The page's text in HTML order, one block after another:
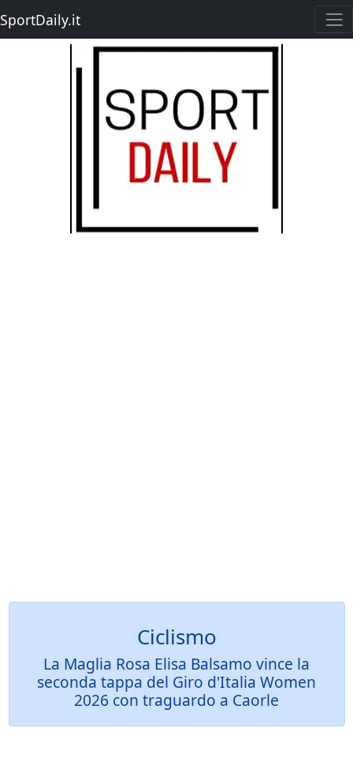
SportDaily.it
Ciclismo
La Maglia Rosa Elisa Balsamo vince la
seconda tappa del Giro d'Italia Women
2026 con traguardo a Caorle